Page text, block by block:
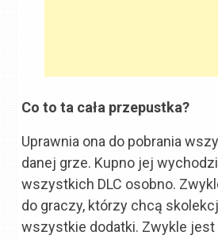
Co to ta cała przepustka?
Uprawnia ona do pobrania
danej grze. Kupno jej
wszystkich DLC osobno.
do graczy, którzy chcą
wszystkie dodatki. Zwykle jest